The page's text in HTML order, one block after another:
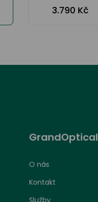
3.790 Kč
GrandOptical
O nás
Kontakt